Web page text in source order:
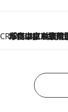
CREA'S CHOICE
2026.8.7
「立川にも歌舞伎があるんだよ」 片岡仁左衛門・市川中車ら豪